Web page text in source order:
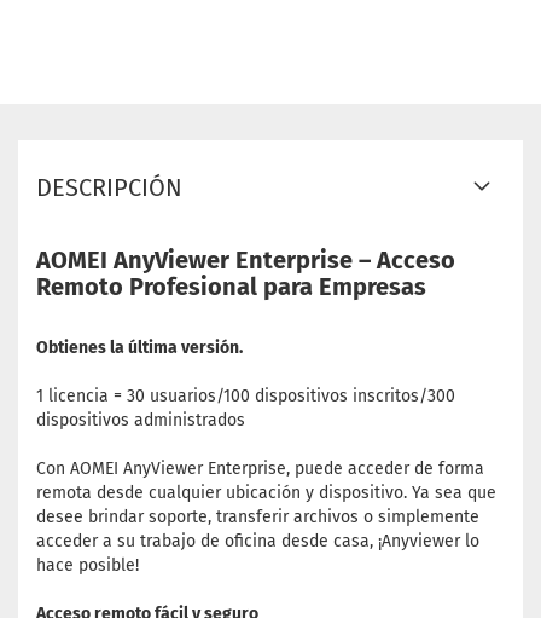
DESCRIPCIÓN
AOMEI AnyViewer Enterprise – Acceso
Remoto Profesional para Empresas
Obtienes la última versión.
1 licencia = 30 usuarios/100 dispositivos inscritos/300
dispositivos administrados
Con AOMEI AnyViewer Enterprise, puede acceder de forma
remota desde cualquier ubicación y dispositivo. Ya sea que
desee brindar soporte, transferir archivos o simplemente
acceder a su trabajo de oficina desde casa, ¡Anyviewer lo
hace posible!
Acceso remoto fácil y seguro